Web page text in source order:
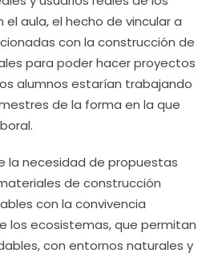
el aula, el hecho de vincular a
con la construcción de
para poder hacer proyectos
alumnos estarían trabajando
de la forma en la que
la necesidad de propuestas
de construcción
con la convivencia
los ecosistemas, que permitan
con entornos naturales y